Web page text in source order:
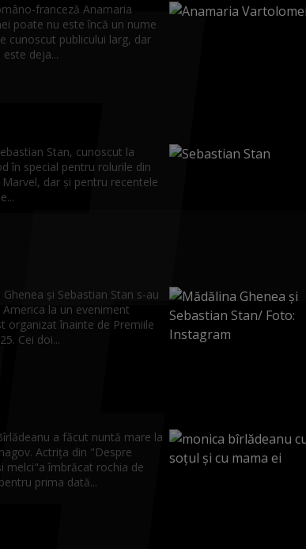
franceză Anamaria
poate nu este încă un nume
cunoscut publicului larg, dar
este deja...
Stan, cunoscut la
în special pentru rolurile din
Marvel, dar și pentru recentele
Ghenea și Sebastian Stan s-au
la un eveniment
organizat înainte de Premiile
Cei doi...
a făcut nuntă mare la
Actrița din "Despre
melci"a îmbrăcat rochia de
prima dată...